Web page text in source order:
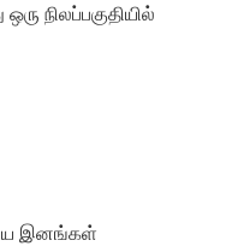
நிலப்பகுதியில்
இனங்கள்